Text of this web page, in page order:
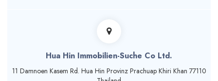
Hua Hin Immobilien-Suche Co Ltd.
11 Damnoen Кasem Rd. Hua Hin Provinz Prachuap Khiri Khan 77110